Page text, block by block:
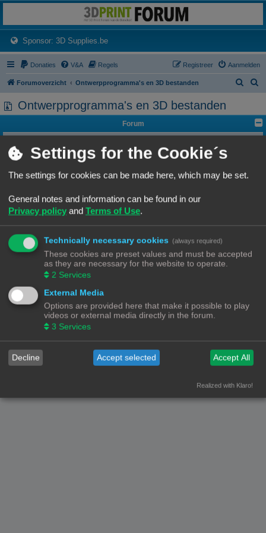
Het 3D print forum van de Benelux na de sluiting van 3dprintforum.nl
Sponsor: 3D Supplies.be(Opens a new tab)
Donaties V&A Regels Aanmelden
Registreer
Forumoverzicht Ontwerpprogramma's en 3D bestanden
k
Ontwerpprogramma's en 3D bestanden
Forum
Vragen rond 3D scanning (en bijhorende software/hardware) horen hier.
Onderwerpen: 6
Ontwerpsoftware
Zit je met een vraag rond het gebruik van de ontwerpsoftware, die horen hier.
3D bestanden
Wil je een specifiek bestand delen enkel onder de gebruikers van dit forum, of
Onderwerpen:12
Ga naar
WIE IS ER ONLINE
Gebruikers op dit forum: Geen geregistreerde gebruikers en 1 gast
Forumoverzicht Alle tijden zijn
Contact
Alle Rechten Voorbehouden
phpBB® Forum Software © phpBB Limited
Settings for the Cookie´s
The settings for cookies can be made here, which may be set.
General notes and information can be found in our
Privacy policy and Terms of Use.
Technically necessary cookies (always required)
These cookies are preset values and must be accepted
as they are necessary for the website to operate.
2 Services
External Media
Options are provided here that make it possible to play
videos or external media directly in the forum.
3 Services
Decline Accept selected Accept All
Realized with Klaro!